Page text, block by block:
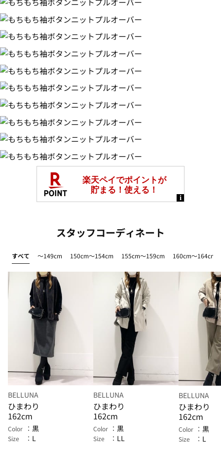
スタッフコーディネート
すべて ～149cm 150cm～154cm 155cm～159cm 160cm～164cm
BELLUNA
ひまわり
162cm
Color 黒
Size L
BELLUNA
ひまわり
162cm
Color 黒
Size LL
BELLUNA
ひまわり
162cm
Color 黒
Size L